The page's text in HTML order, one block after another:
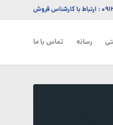
: ارتباط با کارشناس فروش
رسانه تماس با ما